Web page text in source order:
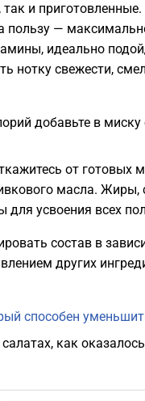
и
пользу —
идеально
нотку свежести,
добавьте в
от готовых
масла.
усвоения всех
состав в
других
способен
как